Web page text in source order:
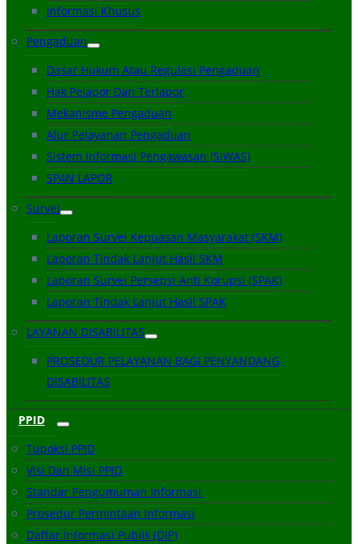
Informasi Khusus
Pengaduan
Dasar Hukum Atau Regulasi Pengaduan
Hak Pelapor Dan Terlapor
Mekanisme Pengaduan
Alur Pelayanan Pengaduan
Sistem Informasi Pengawasan (SIWAS)
SP4N LAPOR
Survei
Laporan Survei Kepuasan Masyarakat (SKM)
Laporan Tindak Lanjut Hasil SKM
Laporan Survei Persepsi Anti Korupsi (SPAK)
Laporan Tindak Lanjut Hasil SPAK
LAYANAN DISABILITAS
PROSEDUR PELAYANAN BAGI PENYANDANG
DISABILITAS
PPID
Tupoksi PPID
Visi Dan Misi PPID
Standar Pengumuman Informasi
Prosedur Permintaan Informasi
Daftar Informasi Publik (DIP)